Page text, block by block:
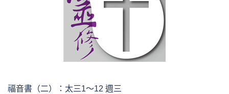
福音書（二）：太三1～12 週三